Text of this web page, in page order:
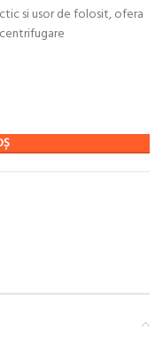
si usor de folosit, ofera